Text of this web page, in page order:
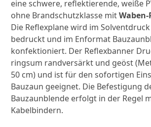
eine schwere, reflektierende, weiße
ohne Brandschutzklasse mit
Die Reflexplane wird im
bedruckt und im Enformat
konfektioniert. Der Reflexbanner
ringsum randversärkt und geöst
50 cm) und ist für den sofortigen
Bauzaun geeignet. Die Befestigung
Bauzaunblende erfolgt in der Regel
Kabelbindern.